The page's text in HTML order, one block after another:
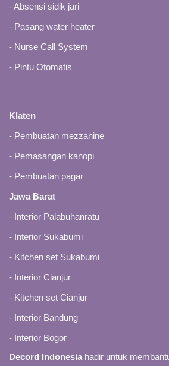
-Absensi sidik jari
- Pasang water heater
- Nurse Call System
- Pintu Otomatis
Klaten
- Pembuatan mezzanine
- Pemasangan kanopi
- Pembuatan pagar
Jawa Barat
- Interior Palabuhanratu
- Interior Sukabumi
- Kitchen set Sukabumi
- Interior Cianjur
- Kitchen set Cianjur
- Interior Bandung
- Interior Bogor
Decord Indonesia hadir untuk